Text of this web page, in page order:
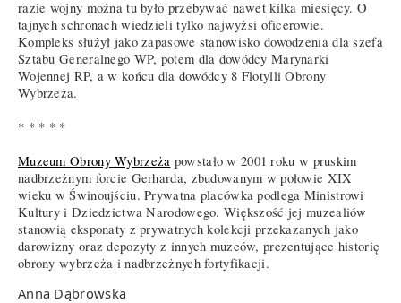
razie wojny można tu było przebywać nawet kilka miesięcy. O
tajnych schronach wiedzieli tylko najwyżsi oficerowie.
Kompleks służył jako zapasowe stanowisko dowodzenia dla szefa
Sztabu Generalnego WP, potem dla dowódcy Marynarki
Wojennej RP, a w końcu dla dowódcy 8 Flotylli Obrony
Wybrzeża.
* * * * *
Muzeum Obrony Wybrzeża powstało w 2001 roku w pruskim
nadbrzeżnym forcie Gerharda, zbudowanym w połowie XIX
wieku w Świnoujściu. Prywatna placówka podlega Ministrowi
Kultury i Dziedzictwa Narodowego. Większość jej muzealiów
stanowią eksponaty z prywatnych kolekcji przekazanych jako
darowizny oraz depozyty z innych muzeów, prezentujące historię
obrony wybrzeża i nadbrzeżnych fortyfikacji.
Anna Dąbrowska